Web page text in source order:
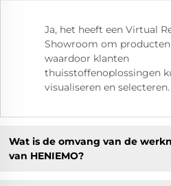
Ja, het heeft een Virtual
Showroom om
waardoor klanten
thuisstoffenoplossingen
visualiseren en selecteren.
Wat is de omvang van de
van HENIEMO?